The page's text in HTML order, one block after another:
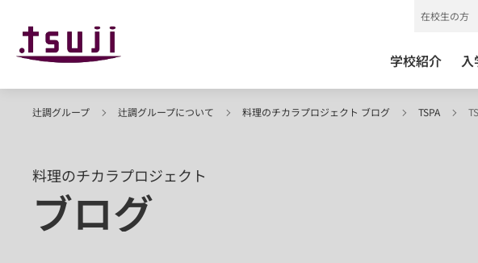
学校紹介 入
在校生の方
辻調グループ 辻調グループについて 料理のチカラプロジェクト ブログ TSPA
料理のチカラプロジェクト
ブログ